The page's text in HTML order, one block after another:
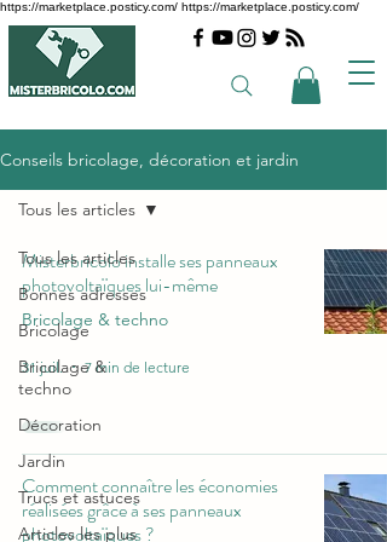
https://marketplace.posticy.com/ https://marketplace.posticy.com/
Conseils bricolage, décoration et jardin
Tous les articles
Bonnes adresses
Bricolage
Bricolage &
techno
Décoration
Jardin
Trucs et astuces
Articles les plus
Tous les articles
Misterbricolo installe ses panneaux
photovoltaïques lui-même
Bricolage & techno
31 juil. 7 min de lecture
Comment connaître les économies
réalisées grâce à ses panneaux
photovoltaïques ?